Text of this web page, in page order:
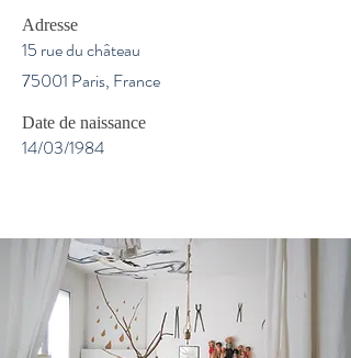
Adresse
15 rue du château
75001 Paris, France
Date de naissance
14/03/1984